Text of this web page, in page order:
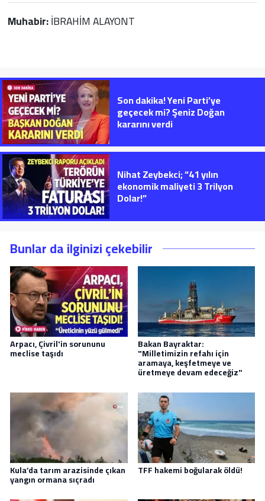
Muhabir:İBRAHİM ALAYONT
Son dakika! Yeni Parti’ye
geçecek mi? Şeniz Doğan
kararını verdi
Nihat Zeybekci; “41 yılın
ekonomik maliyeti 3 Trilyon
Dolar!”
Bunlar da ilginizi çekebilir
Arpacı, Çivril'in sorununu
meclise taşıdı
Bakan Bayraktar:
"Milletimizin refahı için
aramaya, keşfetmeye ve
üretmeye devam edeceğiz"
Kula’da tarım arazisinde çıkan
yangın ormana sıçradı
TFF hakemi boğularak öldü!